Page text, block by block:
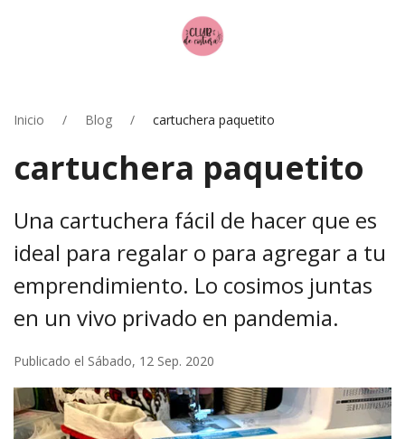
Inicio Blog cartuchera paquetito
cartuchera paquetito
Una cartuchera fácil de hacer que es
ideal para regalar o para agregar a tu
emprendimiento. Lo cosimos juntas
en un vivo privado en pandemia.
Publicado el Sábado, 12 Sep. 2020